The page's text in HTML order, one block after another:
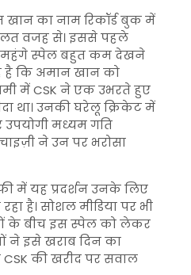
खान का नाम रिकॉर्ड बुक में
वजह से। इससे पहले
महंगे स्पेल बहुत कम देखने
है कि अमान खान को
में CSK ने एक उभरते हुए
था। उनकी घरेलू क्रिकेट में
मध्यम गति
ने उन पर भरोसा
में यह प्रदर्शन उनके लिए
है। सोशल मीडिया पर भी
के बीच इस स्पेल को लेकर
ने इसे खराब दिन का
की खरीद पर सवाल